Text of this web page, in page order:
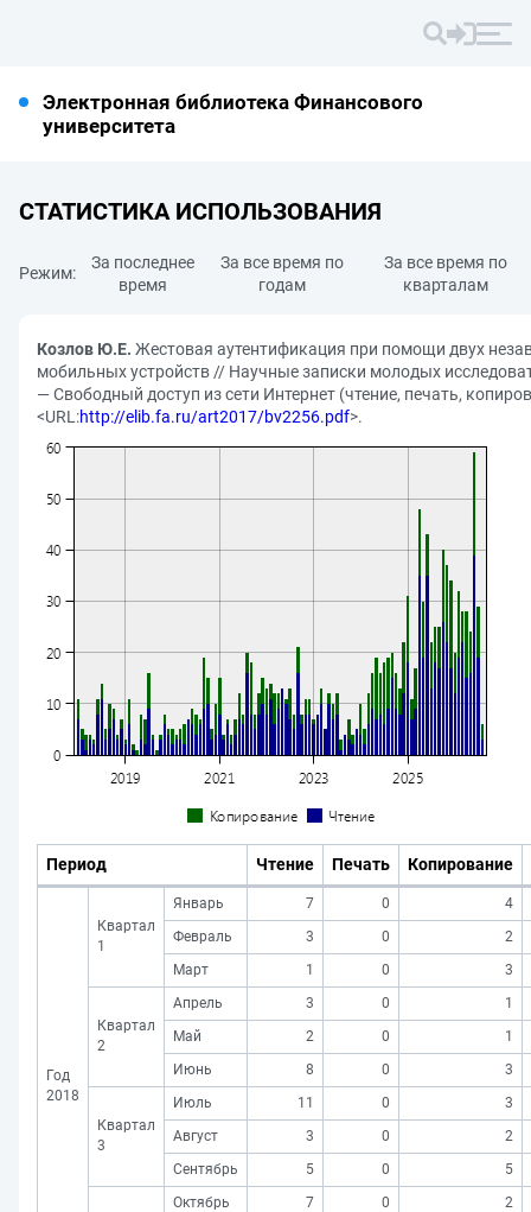
Электронная библиотека Финансового
университета
СТАТИСТИКА ИСПОЛЬЗОВАНИЯ
Режим:
За последнее
время
За все время по
годам
За все время по
кварталам
Козлов Ю.Е. Жестовая аутентификация при помощи двух
мобильных устройств // Научные записки молодых
— Свободный доступ из сети Интернет (чтение, печать,
<URL:http://elib.fa.ru/art2017/bv2256.pdf>.
Период Чтение Печать Копирование
Год
2018
Квартал
1
Январь 7 0
4
Февраль
3 0
2
Март
1 0 3
Квартал
2
Апрель 3 0
1
Май
2 0
1
Июнь
8 0 3
Квартал
3
Июль 11 0
3
Август
3 0
2
Сентябрь
5 0 5
Октябрь 7 0
2